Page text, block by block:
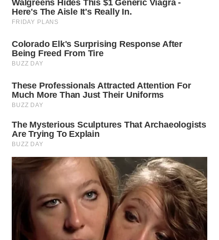
WN
KARO
WN
SIMALUNGUN
WN
LABUHANBATU
WN
TAPANULI
TENGAH
WN DELI
SERDANG
TINGGI